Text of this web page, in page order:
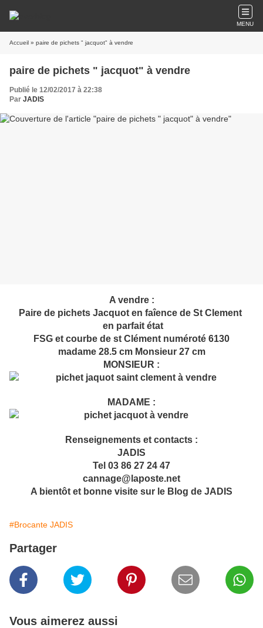
MENU
Accueil » paire de pichets " jacquot" à vendre
paire de pichets " jacquot" à vendre
Publié le 12/02/2017 à 22:38
Par JADIS
A vendre :
Paire de pichets Jacquot en faîence de St Clement
en parfait état
FSG et courbe de st Clément numéroté 6130
madame 28.5 cm Monsieur 27 cm
MONSIEUR :
MADAME :
Renseignements et contacts :
JADIS
Tel 03 86 27 24 47
cannage@laposte.net
A bientôt et bonne visite sur le Blog de JADIS
#Brocante JADIS
Partager
Vous aimerez aussi